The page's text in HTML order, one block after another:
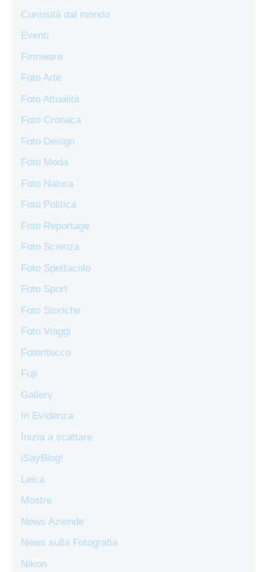
Curiosità dal mondo
Eventi
Firmware
Foto Arte
Foto Attualità
Foto Cronaca
Foto Design
Foto Moda
Foto Natura
Foto Politica
Foto Reportage
Foto Scienza
Foto Spettacolo
Foto Sport
Foto Storiche
Foto Viaggi
Fotoritocco
Fuji
Gallery
In Evidenza
Inizia a scattare
iSayBlog!
Leica
Mostre
News Aziende
News sulla Fotografia
Nikon